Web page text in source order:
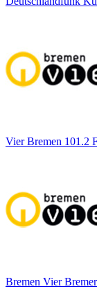
Vier Bremen 101.2
Bremen Vier